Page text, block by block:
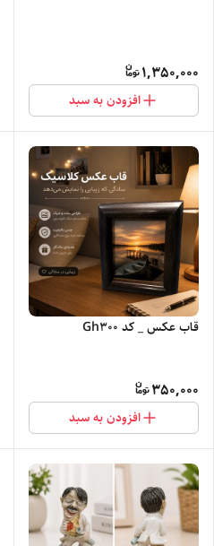
1,350,000
افزودن به سبد
قاب عکس _ کد Gh300
350,000
افزودن به سبد